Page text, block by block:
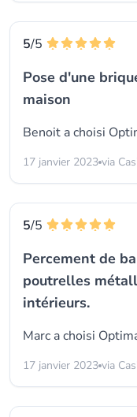
5/5
Pose d'une
maison
Benoit a choisi
17 janvier 2023 via
5/5
Percement de
poutrelles
intérieurs.
Marc a choisi
17 janvier 2023 via